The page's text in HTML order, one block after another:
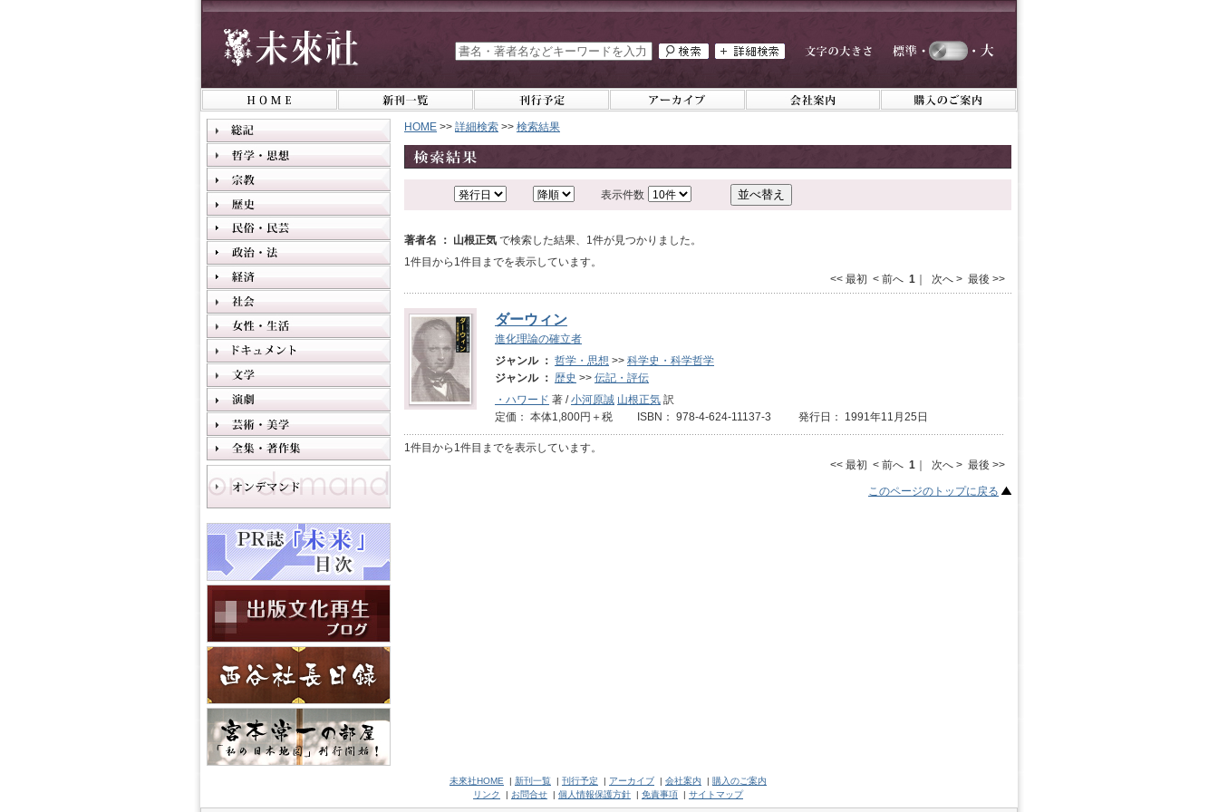
HOME >> 詳細検索 >> 検索結果
表示件数
著者名 ： 山根正気 で検索した結果、1件が見つかりました。
1件目から1件目までを表示しています。
<< 最初 < 前へ 1 ｜ 次へ > 最後 >>
ダーウィン
進化理論の確立者
ジャンル ： 哲学・思想 >> 科学史・科学哲学
ジャンル ： 歴史 >> 伝記・評伝
・ハワード 著 /小河原誠 山根正気 訳
定価： 本体1,800円＋税 ISBN： 978-4-624-11137-3 発行日： 1991年11月25日
1件目から1件目までを表示しています。
<< 最初 < 前へ 1 ｜ 次へ > 最後 >>
このページのトップに戻る
未來社HOME | 新刊一覧 | 刊行予定 | アーカイブ | 会社案内 | 購入のご案内
リンク
| お問合せ | 個人情報保護方針 | 免責事項 | サイトマップ